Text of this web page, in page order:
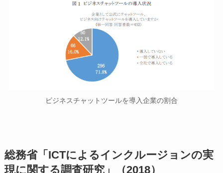
ビジネスチャットツールを導入企業の割合
総務省「ICTによるインクルージョンの実
現に関する調査研究」（2018）